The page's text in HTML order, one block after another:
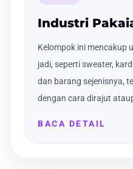
Industri
Kelompok ini mencakup
jadi, seperti sweater,
dan barang sejenisnya,
dengan cara dirajut
BACA DETAIL